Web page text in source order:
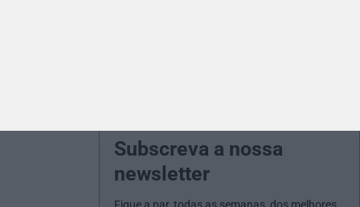
Subscreva a nossa
newsletter